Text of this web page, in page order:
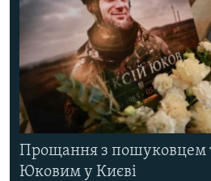
Прощання з пошуковцем
Юковим у Києві